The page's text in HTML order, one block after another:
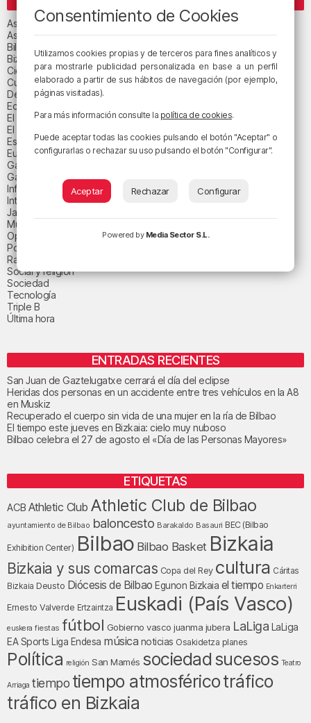
Asteburuko Planak
Asteko abestia
Bilbao
Bizkaia
Ciencia y salud
Cultura
Deportes
Economía
El paisaje de la semana
El paisaje del día
Espacio patrocinado
Euskadi
Gastronomía
Gaurko abestia
Informativos
Internacional
Jaialdi 2025
Música
Opinión
Política
Radio Popular-Herri Irratia
Social y religión
Sociedad
Tecnología
Triple B
Última hora
ENTRADAS RECIENTES
San Juan de Gaztelugatxe cerrará el día del eclipse
Heridas dos personas en un accidente entre tres vehículos en la A8
en Muskiz
Recuperado el cuerpo sin vida de una mujer en la ría de Bilbao
El tiempo este jueves en Bizkaia: cielo muy nuboso
Bilbao celebra el 27 de agosto el «Día de las Personas Mayores»
ETIQUETAS
ACB Athletic Club Athletic Club de Bilbao
ayuntamiento de Bilbao baloncesto Barakaldo Basauri BEC (Bilbao
Exhibition Center) Bilbao Bilbao Basket Bizkaia
Bizkaia y sus comarcas Copa del Rey cultura Cáritas
Bizkaia Deusto Diócesis de Bilbao Egunon Bizkaia el tiempo Enkarterri
Ernesto Valverde Ertzaintza Euskadi (País Vasco)
euskera fiestas fútbol Gobierno vasco juanma jubera LaLiga LaLiga
EA Sports Liga Endesa música noticias Osakidetza planes
Política religión San Mamés sociedad sucesos Teatro
Arriaga tiempo tiempo atmosféricotráfico
tráfico en Bizkaia
Consentimiento de Cookies
Utilizamos cookies propias y de terceros para fines analíticos y
para mostrarle publicidad personalizada en base a un perfil
elaborado a partir de sus hábitos de navegación (por ejemplo,
páginas visitadas).
Para más información consulte la política de cookies.
Puede aceptar todas las cookies pulsando el botón "Aceptar" o
configurarlas o rechazar su uso pulsando el botón "Configurar".
Aceptar Rechazar Configurar
Powered by Media Sector S.L.